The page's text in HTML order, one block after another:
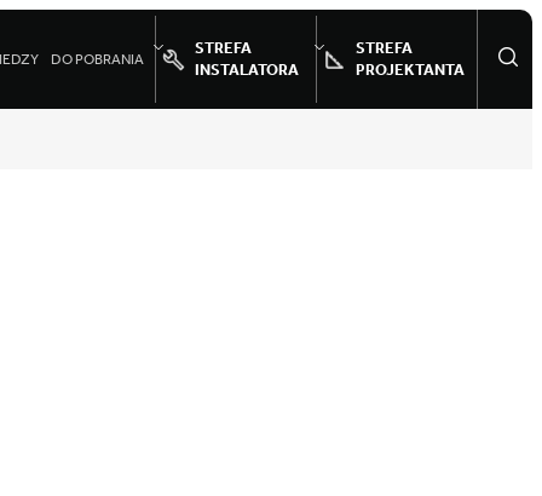
DO POBRANIA
STREFA
INSTALATORA
STREFA
PROJEKTANTA